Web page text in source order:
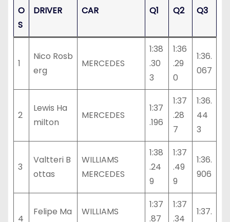
O
S
DRIVER CAR Q1 Q2 Q3
1
Nico Rosb
erg
MERCEDES
1:38
.30
3
1:36
.29
0
1:36.
067
2
Lewis Ha
milton
MERCEDES
1:37
.196
1:37
.28
7
1:36.
44
3
3
Valtteri B
ottas
WILLIAMS
MERCEDES
1:38
.24
9
1:37
.49
9
1:36.
906
4
Felipe Ma
WILLIAMS
1:37
.87
1:37
.34
1:37.